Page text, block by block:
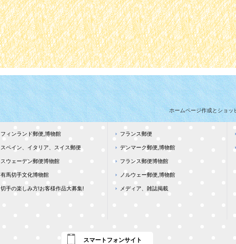
ホームページ作成とショ
フィンランド郵便,博物館
スペイン、イタリア、スイス郵便
スウェーデン郵便博物館
有馬切手文化博物館
切手の楽しみ方!お客様作品大募集!
フランス郵便
デンマーク郵便,博物館
フランス郵便博物館
ノルウェー郵便,博物館
メディア、雑誌掲載
スマートフォンサイト